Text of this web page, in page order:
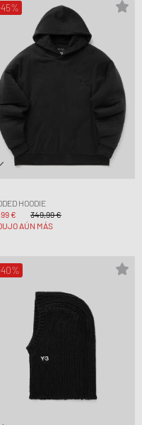
HOODIE
€
349,99 €
AÚN MÁS